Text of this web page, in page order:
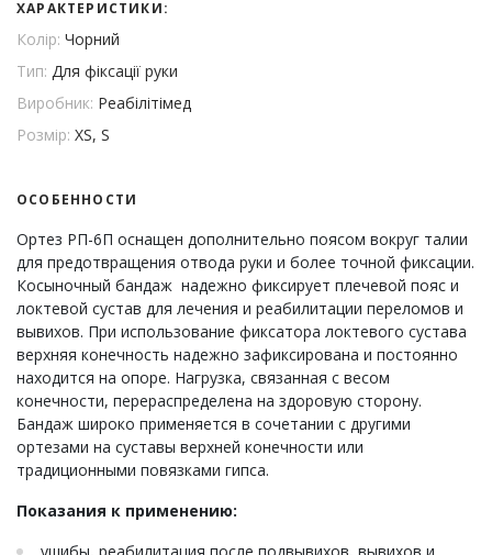
ХАРАКТЕРИСТИКИ:
Колір: Чорний
Тип: Для фіксації руки
Виробник: Реабілітімед
Розмір: XS, S
ОСОБЕННОСТИ
Ортез РП-6П оснащен дополнительно поясом вокруг талии
для предотвращения отвода руки и более точной фиксации.
Косыночный бандаж надежно фиксирует плечевой пояс и
локтевой сустав для лечения и реабилитации переломов и
вывихов. При использование фиксатора локтевого сустава
верхняя конечность надежно зафиксирована и постоянно
находится на опоре. Нагрузка, связанная с весом
конечности, перераспределена на здоровую сторону.
Бандаж широко применяется в сочетании с другими
ортезами на суставы верхней конечности или
традиционными повязками гипса.
Показания к применению: